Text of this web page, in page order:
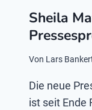
Sheila
Von Lars
Die neue
ist seit Ende